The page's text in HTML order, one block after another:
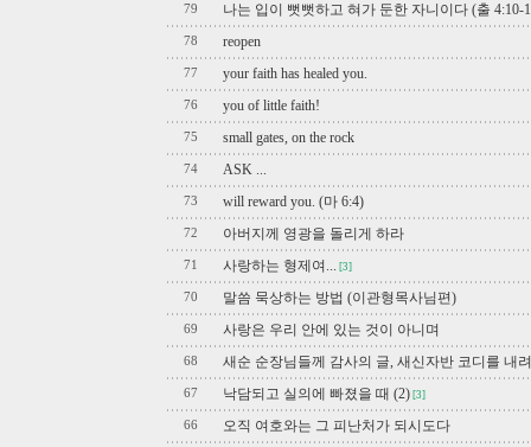
79 나는 입이 뻣뻣하고 혀가 둔한 자니이다 (출 4:10-
78 reopen
77 your faith has healed you.
76 you of little faith!
75 small gates, on the rock
74 ASK ...
73 will reward you. (마 6:4)
72 아버지께 영광을 돌리게 하라
71 사랑하는 형제여... [3]
70 말씀 묵상하는 방법 (이관형목사님편)
69 사랑은 우리 안에 있는 것이 아니며
68 새순 순장님들께 감사의 글, 새신자반 코디를 내
67 낙담되고 실의에 빠졌을 때 (2) [3]
66 오직 여호와는 그 피난처가 되시도다